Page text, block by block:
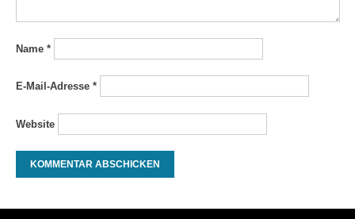
Name *
E-Mail-Adresse *
Website